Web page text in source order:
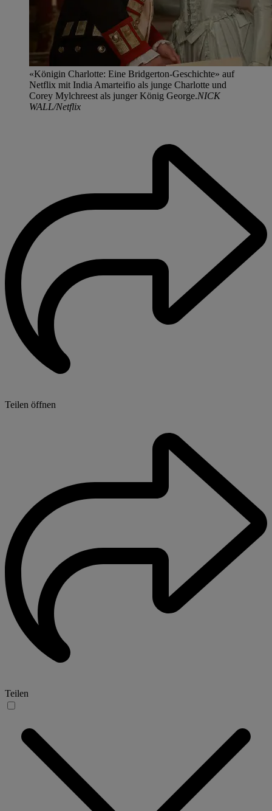
«Königin Charlotte: Eine Bridgerton-Geschichte» auf
Netflix mit India Amarteifio als junge Charlotte und
Corey Mylchreest als junger König George.NICK
WALL/Netflix
Teilen öffnen
Teilen